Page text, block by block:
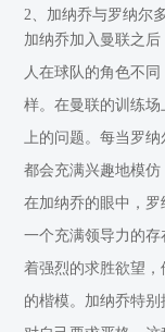
2、加纳乔与罗纳尔
加纳乔加入曼联之
人在球队的角色不
样。在曼联的训练
上的问题。每当罗
都会充满兴趣地模仿
在加纳乔的眼中，
一个充满领导力的
着强烈的求胜欲望
的楷模。加纳乔特